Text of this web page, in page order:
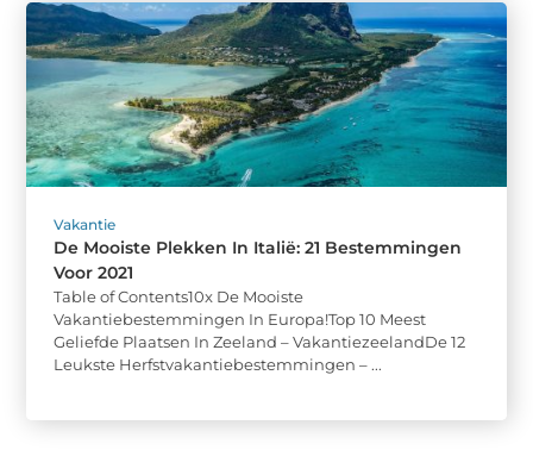
Vakantie
De Mooiste Plekken In Italië: 21 Bestemmingen
Voor 2021
Table of Contents10x De Mooiste
Vakantiebestemmingen In Europa!Top 10 Meest
Geliefde Plaatsen In Zeeland – VakantiezeelandDe 12
Leukste Herfstvakantiebestemmingen – ...